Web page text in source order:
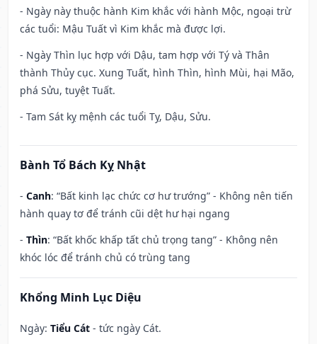
- Ngày này thuộc hành Kim khắc với hành Mộc, ngoại trừ
các tuổi: Mậu Tuất vì Kim khắc mà được lợi.
- Ngày Thìn lục hợp với Dậu, tam hợp với Tý và Thân
thành Thủy cục. Xung Tuất, hình Thìn, hình Mùi, hại Mão,
phá Sửu, tuyệt Tuất.
- Tam Sát kỵ mệnh các tuổi Tỵ, Dậu, Sửu.
Bành Tổ Bách Kỵ Nhật
- Canh: “Bất kinh lạc chức cơ hư trướng” - Không nên tiến
hành quay tơ để tránh cũi dệt hư hại ngang
- Thìn: “Bất khốc khấp tất chủ trọng tang” - Không nên
khóc lóc để tránh chủ có trùng tang
Khổng Minh Lục Diệu
Ngày: Tiểu Cát - tức ngày Cát.